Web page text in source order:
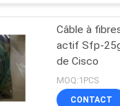
Câble à
actif Sfp-
de Cisco
MOQ:1PCS
CONTACT